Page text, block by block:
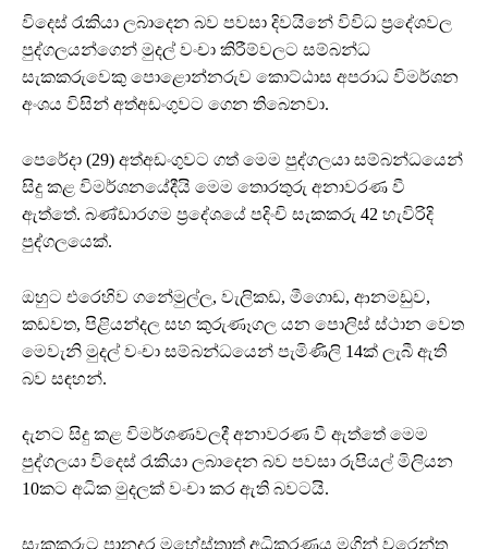
විදෙස් රැකියා ලබාදෙන බව පවසා දිවයිනේ විවිධ ප්‍රදේශවල
පුද්ගලයන්ගෙන් මුදල් වංචා කිරීම්වලට සම්බන්ධ
සැකකරුවෙකු පොළොන්නරුව කොට්ඨාස අපරාධ විමර්ශන
අංශය විසින් අත්අඩංගුවට ගෙන තිබෙනවා.
පෙරේදා (29) අත්අඩංගුවට ගත් මෙම පුද්ගලයා සම්බන්ධයෙන්
සිදු කළ විමර්ශනයේදීයි මෙම තොරතුරු අනාවරණ වී
ඇත්තේ. බණ්ඩාරගම ප්‍රදේශයේ පදිංචි සැකකරු 42 හැවිරිදි
පුද්ගලයෙක්.
ඔහුට එරෙහිව ගනේමුල්ල, වැලිකඩ, මීගොඩ, ආනමඩුව,
කඩවත, පිළියන්දල සහ කුරුණෑගල යන පොලිස් ස්ථාන වෙත
මෙවැනි මුදල් වංචා සම්බන්ධයෙන් පැමිණිලි 14ක් ලැබී ඇති
බව සඳහන්.
දැනට සිදු කළ විමර්ශණවලදී අනාවරණ වී ඇත්තේ මෙම
පුද්ගලයා විදෙස් රැකියා ලබාදෙන බව පවසා රුපියල් මිලියන
10කට අධික මුදලක් වංචා කර ඇති බවටයි.
සැකකරුට පානදුර මහේස්ත්‍රාත් අධිකරණය මගින් වරෙන්තු